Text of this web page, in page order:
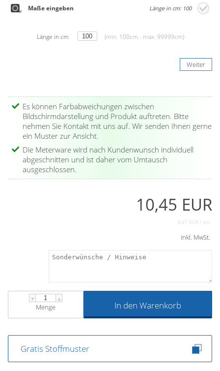
Maße eingeben Länge in cm: 100
Länge in cm (min. 100cm - max. 99999cm)
Weiter
Es können Farbabweichungen zwischen
Bildschirmdarstellung und Produkt auftreten. Bitte
nehmen Sie Kontakt mit uns auf. Wir senden Ihnen gerne
ein Muster zur Ansicht.
Die Meterware wird nach Kundenwunsch individuell
abgeschnitten und ist daher vom Umtausch
ausgeschlossen.
10,45 EUR
6,97 EUR / qm
inkl. MwSt.
▼ ▲
Menge In den Warenkorb
Gratis Stoffmuster